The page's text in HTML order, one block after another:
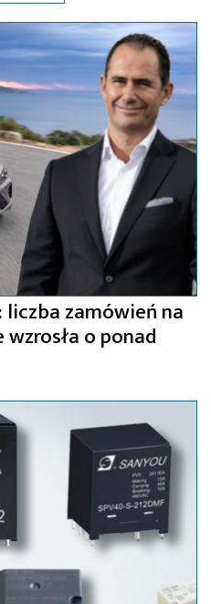
liczba zamówień na
o ponad